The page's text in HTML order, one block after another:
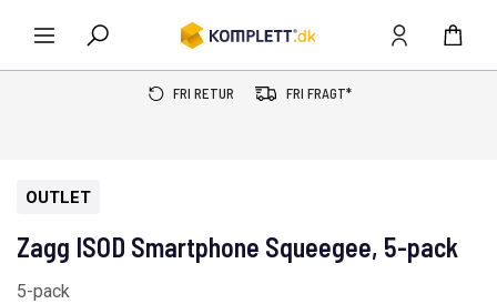
FRI RETUR FRI FRAGT*
OUTLET
Zagg ISOD Smartphone Squeegee, 5-pack
5-pack